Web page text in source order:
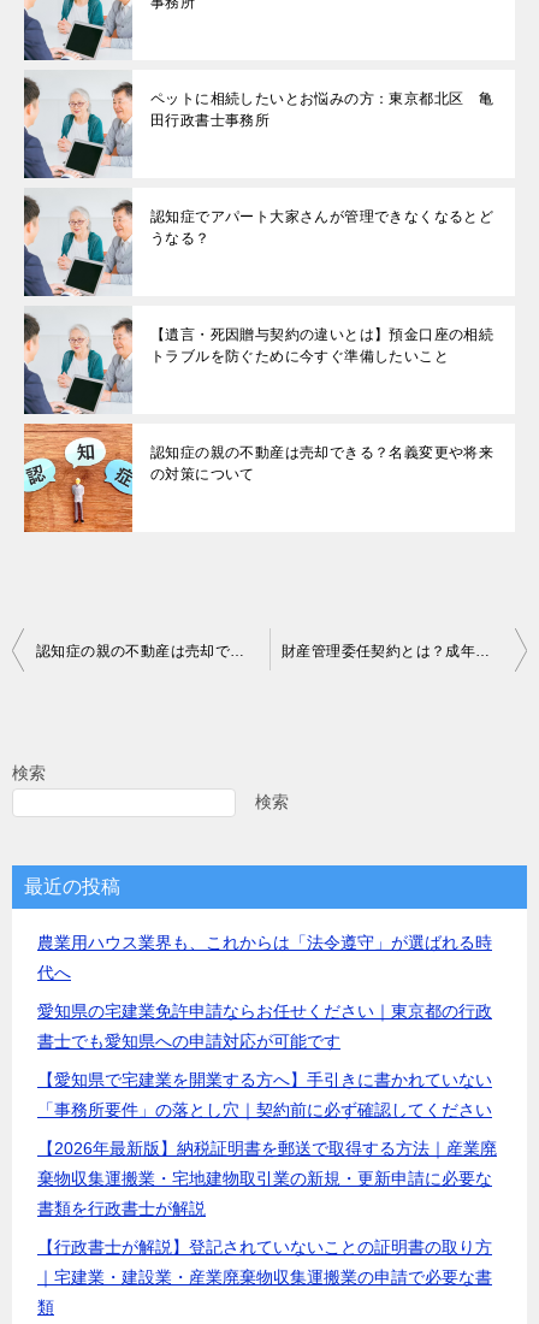
ペットに相続したいとお悩みの方：東京都北区 亀
田行政書士事務所
認知症でアパート大家さんが管理できなくなるとど
うなる？
【遺言・死因贈与契約の違いとは】預金口座の相続
トラブルを防ぐために今すぐ準備したいこと
認知症の親の不動産は売却できる？名義変更や将来
の対策について
投
ビ
シ
ョ
認知症の親の不動産は売却できる？名義変更や将来の対策について 財産管理委任契約とは？成年後見制度との違いと活用方法
検索
検索
最近の投稿
農業用ハウス業界も、これからは「法令遵守」が選ばれる時
代へ
愛知県の宅建業免許申請ならお任せください｜東京都の行政
書士でも愛知県への申請対応が可能です
【愛知県で宅建業を開業する方へ】手引きに書かれていない
「事務所要件」の落とし穴｜契約前に必ず確認してください
【2026年最新版】納税証明書を郵送で取得する方法｜産業廃
棄物収集運搬業・宅地建物取引業の新規・更新申請に必要な
書類を行政書士が解説
【行政書士が解説】登記されていないことの証明書の取り方
｜宅建業・建設業・産業廃棄物収集運搬業の申請で必要な書
類